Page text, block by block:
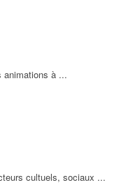
animations à ...
cultuels, sociaux ...